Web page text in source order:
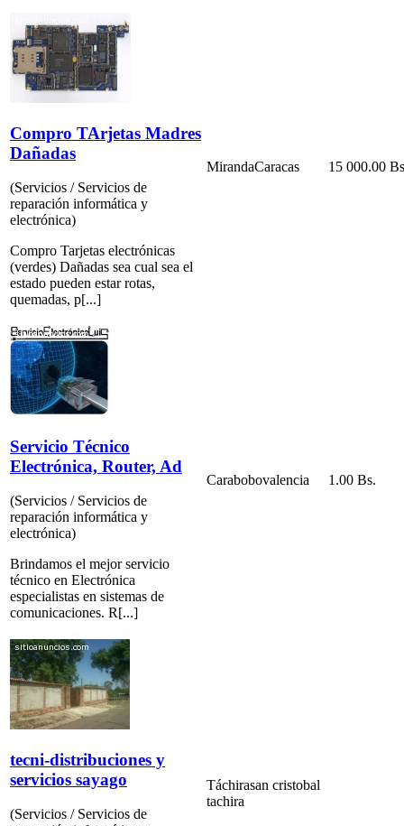
Compro TArjetas Madres
Dañadas
(Servicios / Servicios de
reparación informática y
electrónica)
Compro Tarjetas electrónicas
(verdes) Dañadas sea cual sea el
estado pueden estar rotas,
quemadas, p[...]
MirandaCaracas 15 000.00
Servicio Técnico
Electrónica, Router, Ad
(Servicios / Servicios de
reparación informática y
electrónica)
Brindamos el mejor servicio
técnico en Electrónica
especialistas en sistemas de
comunicaciones. R[...]
Carabobovalencia 1.00 Bs.
tecni-distribuciones y
servicios sayago
(Servicios / Servicios de
Táchirasan cristobal
tachira